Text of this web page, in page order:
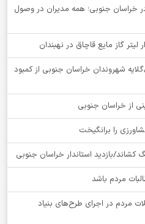
در خراسان جنوبی؛ همه مدیران در وصول
شهروندان خراسان جنوبی از کمبود
را برانگیخت
کشاند/بازدید استاندار خراسان جنوبی
مردم باشد
مردم در اجرای طرح‌های بنیاد